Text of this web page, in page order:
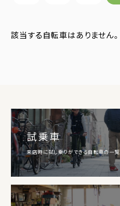
該当する自転車はありません。
試乗車
来店時に試し乗りができる自転車の一覧